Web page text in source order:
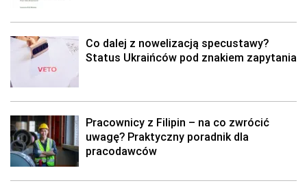
Co dalej z nowelizacją specustawy?
Status Ukraińców pod znakiem zapytania
Pracownicy z Filipin – na co zwrócić
uwagę? Praktyczny poradnik dla
pracodawców